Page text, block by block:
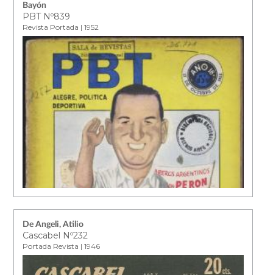
Bayón
PBT Nº839
Revista Portada | 1952
De Angeli, Atilio
Cascabel Nº232
Portada Revista | 1946